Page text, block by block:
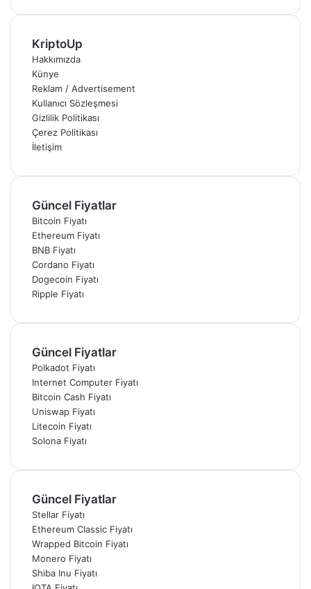
KriptoUp
Hakkımızda
Künye
Reklam / Advertisement
Kullanıcı Sözleşmesi
Gizlilik Politikası
Çerez Politikası
İletişim
Güncel Fiyatlar
Bitcoin Fiyatı
Ethereum Fiyatı
BNB Fiyatı
Cordano Fiyatı
Dogecoin Fiyatı
Ripple Fiyatı
Güncel Fiyatlar
Polkadot Fiyatı
Internet Computer Fiyatı
Bitcoin Cash Fiyatı
Uniswap Fiyatı
Litecoin Fiyatı
Solona Fiyatı
Güncel Fiyatlar
Stellar Fiyatı
Ethereum Classic Fiyatı
Wrapped Bitcoin Fiyatı
Monero Fiyatı
Shiba Inu Fiyatı